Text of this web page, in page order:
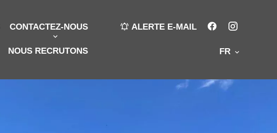
ALERTE E-MAIL
FR
CONTACTEZ-NOUS
NOUS RECRUTONS